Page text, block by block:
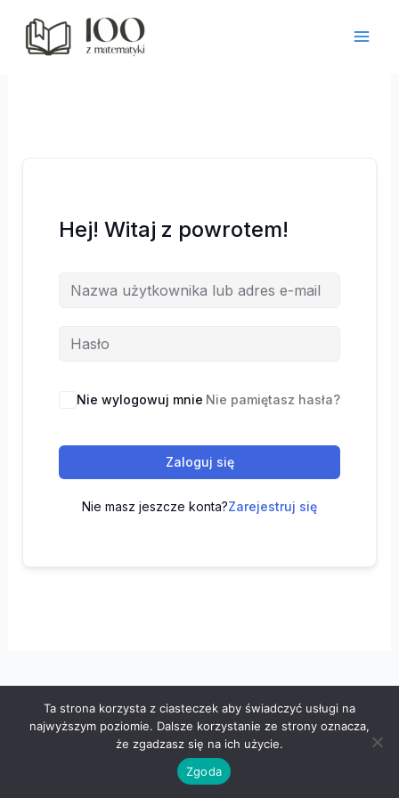
treści
Hej! Witaj z powrotem!
Nie wylogowuj mnie Nie pamiętasz hasła?
Zaloguj się
Nie masz jeszcze konta?Zarejestruj się
Wszelkie prawa zastrzeżone © 2026 "100 z matematyki" -
Polityka prywatności- Regulamin
Ta strona korzysta z ciasteczek aby świadczyć usługi na
najwyższym poziomie. Dalsze korzystanie ze strony oznacza,
że zgadzasz się na ich użycie.
Zgoda